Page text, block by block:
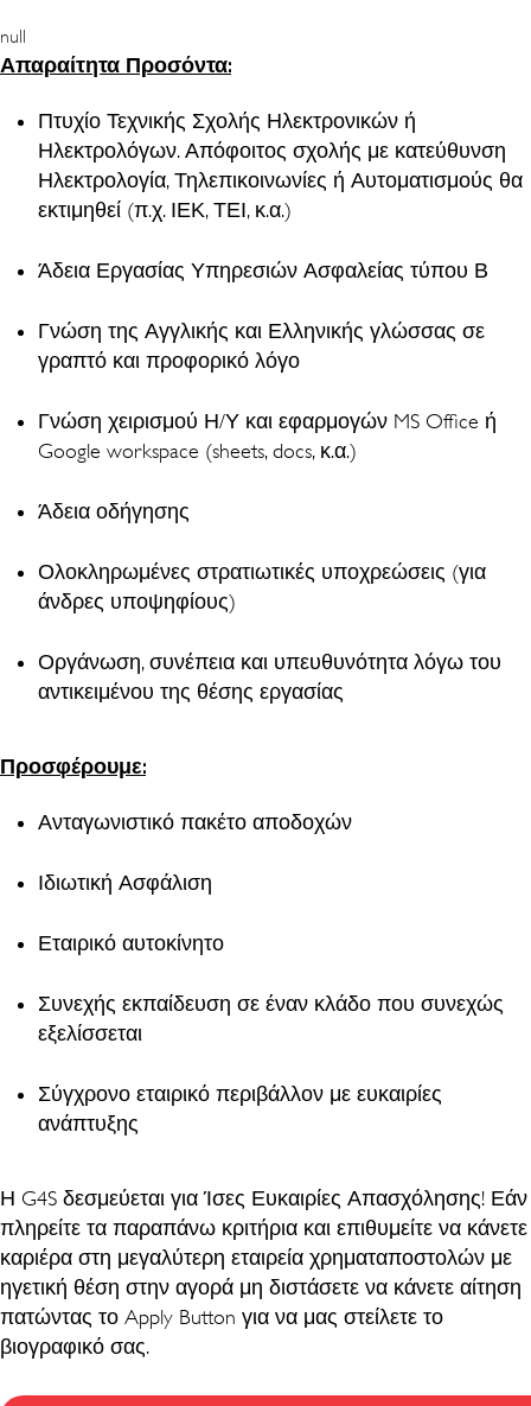
null
Απαραίτητα Προσόντα:
Πτυχίο Τεχνικής Σχολής Ηλεκτρονικών ή
Ηλεκτρολόγων. Απόφοιτος σχολής με κατεύθυνση
Ηλεκτρολογία, Τηλεπικοινωνίες ή Αυτοματισμούς θα
εκτιμηθεί (π.χ. ΙΕΚ, ΤΕΙ, κ.α.)
Άδεια Εργασίας Υπηρεσιών Ασφαλείας τύπου Β
Γνώση της Αγγλικής και Ελληνικής γλώσσας σε
γραπτό και προφορικό λόγο
Γνώση χειρισμού Η/Υ και εφαρμογών MS Office ή
Google workspace (sheets, docs, κ.α.)
Άδεια οδήγησης
Ολοκληρωμένες στρατιωτικές υποχρεώσεις (για
άνδρες υποψηφίους)
Οργάνωση, συνέπεια και υπευθυνότητα λόγω του
αντικειμένου της θέσης εργασίας
Προσφέρουμε:
Ανταγωνιστικό πακέτο αποδοχών
Ιδιωτική Ασφάλιση
Εταιρικό αυτοκίνητο
Συνεχής εκπαίδευση σε έναν κλάδο που συνεχώς
εξελίσσεται
Σύγχρονο εταιρικό περιβάλλον με ευκαιρίες
ανάπτυξης
Η G4S δεσμεύεται για Ίσες Ευκαιρίες Απασχόλησης! Εάν
πληρείτε τα παραπάνω κριτήρια και επιθυμείτε να κάνετε
καριέρα στη μεγαλύτερη εταιρεία χρηματαποστολών με
ηγετική θέση στην αγορά μη διστάσετε να κάνετε αίτηση
πατώντας το Apply Button για να μας στείλετε το
βιογραφικό σας.